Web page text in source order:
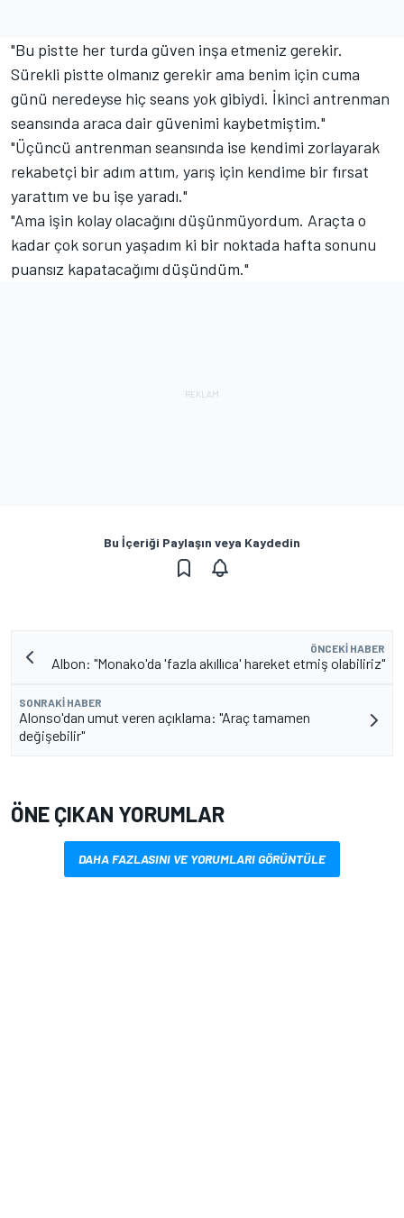
"Bu pistte her turda güven inşa etmeniz gerekir.
Sürekli pistte olmanız gerekir ama benim için cuma
günü neredeyse hiç seans yok gibiydi. İkinci antrenman
seansında araca dair güvenimi kaybetmiştim."
"Üçüncü antrenman seansında ise kendimi zorlayarak
rekabetçi bir adım attım, yarış için kendime bir fırsat
yarattım ve bu işe yaradı."
"Ama işin kolay olacağını düşünmüyordum. Araçta o
kadar çok sorun yaşadım ki bir noktada hafta sonunu
puansız kapatacağımı düşündüm."
Bu İçeriği Paylaşın veya Kaydedin
ÖNCEKI HABER
Albon: "Monako'da 'fazla akıllıca' hareket etmiş olabiliriz"
SONRAKI HABER
Alonso'dan umut veren açıklama: "Araç tamamen
değişebilir"
ÖNE ÇIKAN YORUMLAR
DAHA FAZLASINI VE YORUMLARI GÖRÜNTÜLE